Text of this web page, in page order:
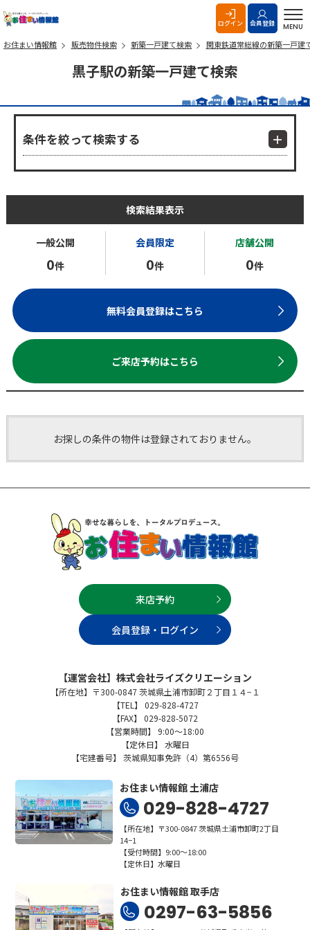
ログイン 会員登録 MENU
お住まい情報館 販売物件検索 新築一戸建て検索 関東鉄道常総線の新築一戸建
黒子駅の新築一戸建て検索
条件を絞って検索する
検索結果表示
一般公開
0件
会員限定
0件
店舗公開
0件
無料会員登録はこちら
ご来店予約はこちら
お探しの条件の物件は登録されておりません。
来店予約
会員登録・ログイン
【運営会社】株式会社ライズクリエーション
【所在地】〒300-0847 茨城県土浦市卸町２丁目１４−１
【TEL】 029-828-4727
【FAX】 029-828-5072
【営業時間】 9:00～18:00
【定休日】 水曜日
【宅建番号】 茨城県知事免許（4）第6556号
お住まい情報館 土浦店
029-828-4727
【所在地】〒300-0847 茨城県土浦市卸町2丁目
14−1
【受付時間】9:00～18:00
【定休日】水曜日
お住まい情報館 取手店
0297-63-5856